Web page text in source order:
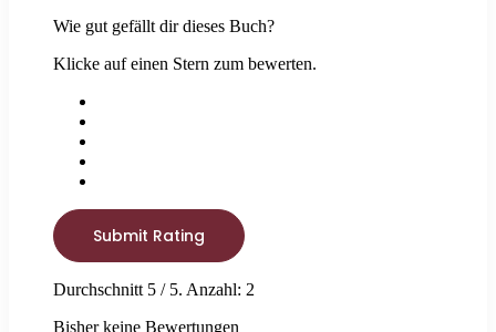
Wie gut gefällt dir dieses Buch?
Klicke auf einen Stern zum bewerten.
Submit Rating
Durchschnitt 5 / 5. Anzahl: 2
Bisher keine Bewertungen